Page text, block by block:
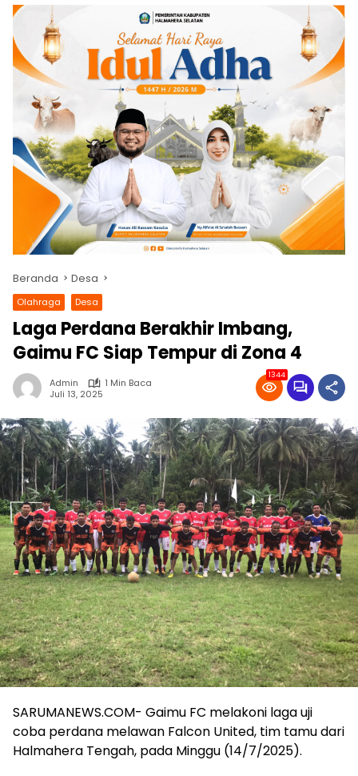
Beranda Desa
Olahraga Desa
Laga Perdana Berakhir Imbang,
Gaimu FC Siap Tempur di Zona 4
Admin
1 Min Baca
Juli 13, 2025
1344
SARUMANEWS.COM- Gaimu FC melakoni laga uji
coba perdana melawan Falcon United, tim tamu dari
Halmahera Tengah, pada Minggu (14/7/2025).